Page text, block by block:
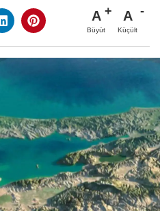
A
Büyüt
A
Küçült